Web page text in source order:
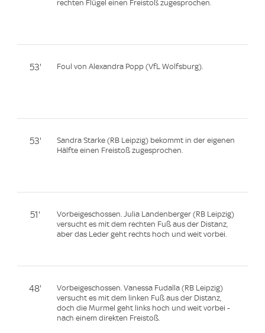
rechten Flügel einen Freistoß zugesprochen.
53' Foul von Alexandra Popp (VfL Wolfsburg).
53'
Sandra Starke (RB Leipzig) bekommt in der eigenen
Hälfte einen Freistoß zugesprochen.
51'
Vorbeigeschossen. Julia Landenberger (RB Leipzig)
versucht es mit dem rechten Fuß aus der Distanz,
aber das Leder geht rechts hoch und weit vorbei.
48'
Vorbeigeschossen. Vanessa Fudalla (RB Leipzig)
versucht es mit dem linken Fuß aus der Distanz,
doch die Murmel geht links hoch und weit vorbei -
nach einem direkten Freistoß.